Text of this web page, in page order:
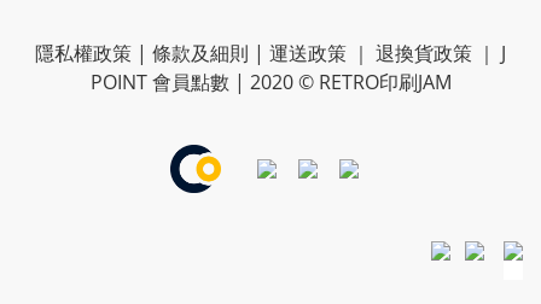
隱私權政策 | 條款及細則 | 運送政策 ｜ 退換貨政策 ｜ J
POINT 會員點數 | 2020 © RETRO印刷JAM